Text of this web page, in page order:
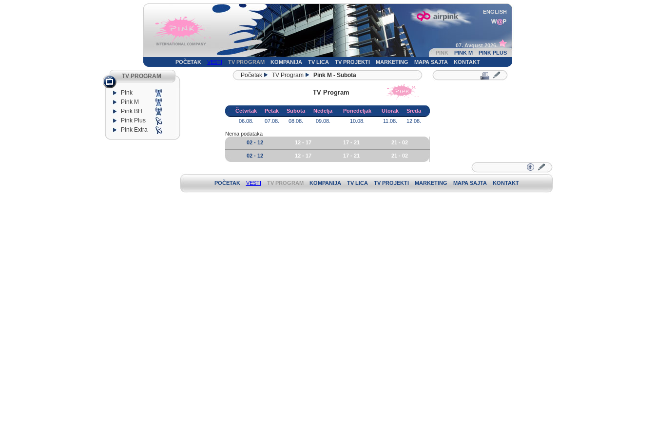
ENGLISH
07. Avgust 2026.
PINK
PINK M
PINK PLUS
POČETAK
VESTI TV PROGRAM KOMPANIJA TV LICA TV PROJEKTI MARKETING MAPA SAJTA KONTAKT
TV PROGRAM
Pink
Pink M
Pink BH
Pink Plus
Pink Extra
Početak TV Program Pink M - Subota
TV Program
Četvrtak Petak Subota Nedelja Ponedeljak Utorak
Sreda
06.08.
07.08. 08.08. 09.08. 10.08. 11.08. 12.08.
Nema podataka
02 - 12
12 - 17 17 - 21 21 - 02
02 - 12 12 - 17 17 - 21 21 - 02
POČETAK VESTI TV PROGRAM KOMPANIJA TV LICA TV PROJEKTI MARKETING MAPA SAJTA KONTAKT